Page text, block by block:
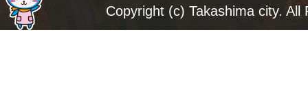
ジ
Copyright (c) Takashima city. All